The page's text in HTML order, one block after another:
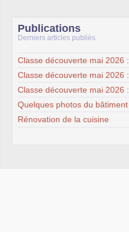
Publications
Derniers articles publiés
Classe découverte mai 2026
Classe découverte mai 2026
Classe découverte mai 2026
Quelques photos du bâtiment
Rénovation de la cuisine